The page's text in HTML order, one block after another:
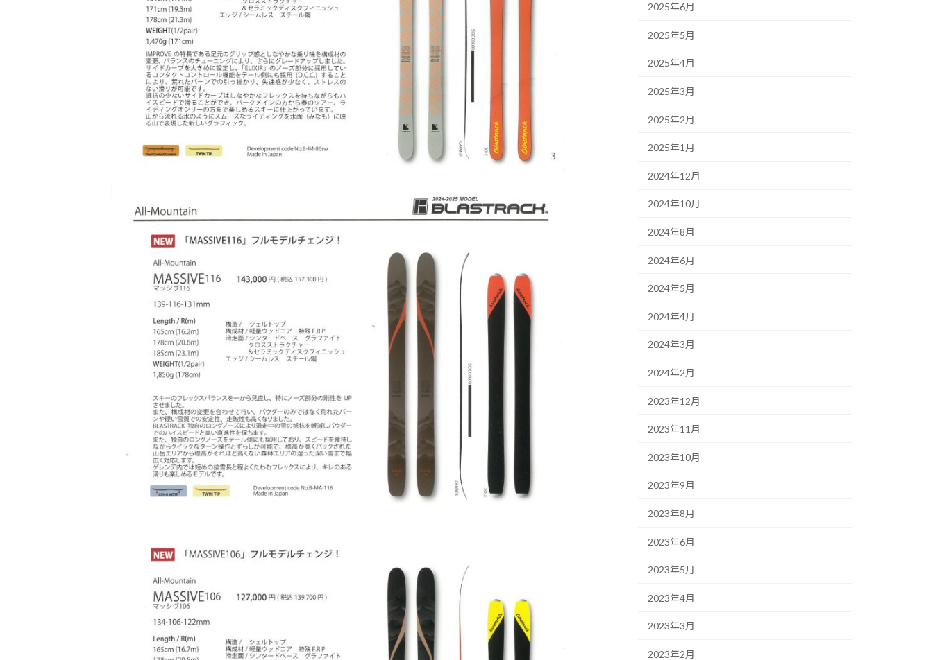
2025年6月
2025年5月
2025年4月
2025年3月
2025年2月
2025年1月
2024年12月
2024年10月
2024年8月
2024年6月
2024年5月
2024年4月
2024年3月
2024年2月
2023年12月
2023年11月
2023年10月
2023年9月
2023年8月
2023年6月
2023年5月
2023年4月
2023年3月
2023年2月